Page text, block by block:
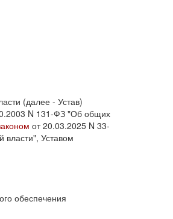
(далее - Устав)
N 131-ФЗ "Об общих
от 20.03.2025 N 33-
власти", Уставом
обеспечения